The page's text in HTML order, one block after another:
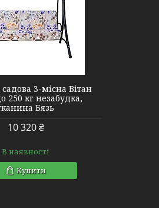
3-місна Вітан
250 кг незабудка,
Бязь
10 320 ₴
В наявності
Купити